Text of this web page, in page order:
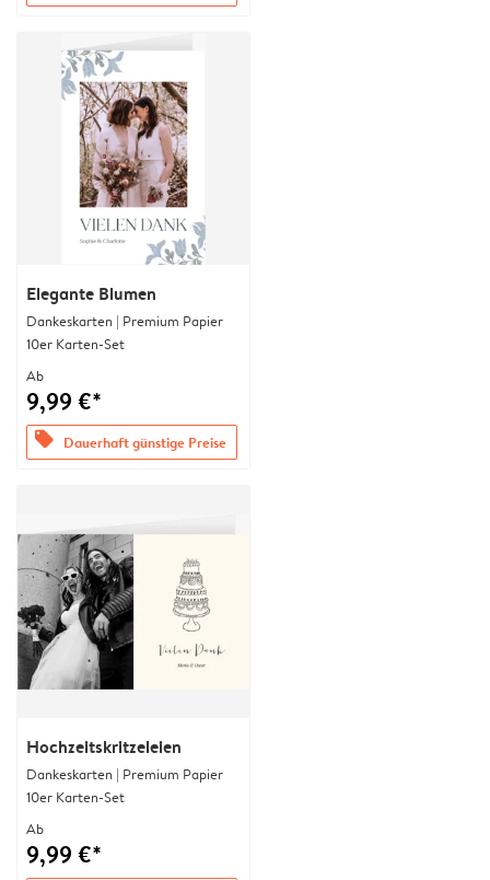
Elegante Blumen
Dankeskarten | Premium Papier
10er Karten-Set
Ab
9,99 €*
offers Dauerhaft günstige Preise
Hochzeitskritzeleien
Dankeskarten | Premium Papier
10er Karten-Set
Ab
9,99 €*